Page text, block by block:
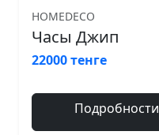
HOMEDECO
Часы Джип
22000 тенге
Подробности